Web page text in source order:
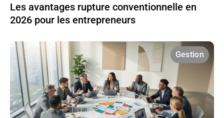
Les avantages rupture conventionnelle en
2026 pour les entrepreneurs
Gestion